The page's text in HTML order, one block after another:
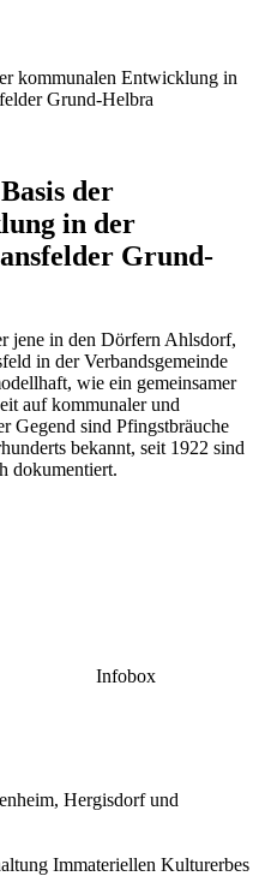
kommunalen Entwicklung in
Grund-Helbra
der
in der
Grund-
jene in den Dörfern Ahlsdorf,
in der Verbandsgemeinde
wie ein gemeinsamer
auf kommunaler und
Gegend sind Pfingstbräuche
bekannt, seit 1922 sind
dokumentiert.
Infobox
Hergisdorf und
Immateriellen Kulturerbes